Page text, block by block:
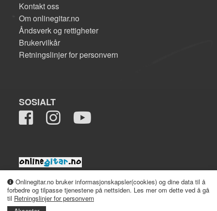
Onlinegitar.no bruker informasjonskapsler(cookies) og dine data til å
forbedre og tilpasse tjenestene på nettsiden. Les mer om dette ved å gå
til Retningslinjer for personvern
Kontakt oss
Om onlinegitar.no
Åndsverk og rettigheter
Brukervilkår
Retningslinjer for personvern
SOSIALT
2008-2026 onlinegitar.no